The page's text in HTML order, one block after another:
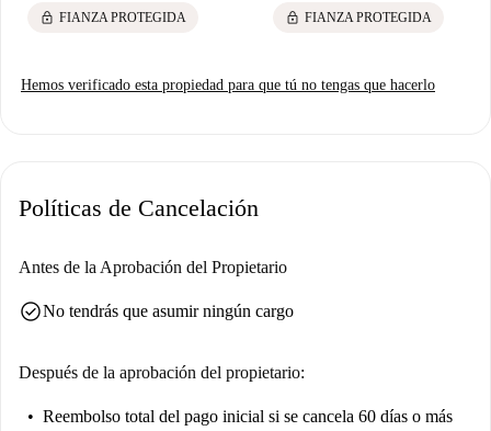
lock FIANZA PROTEGIDA lock FIANZA PROTEGIDA
Hemos verificado esta propiedad para que tú no tengas que hacerlo
Políticas de Cancelación
Antes de la Aprobación del Propietario
check_circleNo tendrás que asumir ningún cargo
Después de la aprobación del propietario:
Reembolso total del pago inicial si se cancela 60 días o más